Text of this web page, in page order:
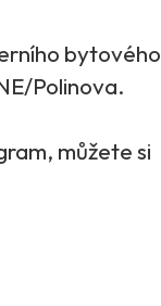
bytového
Polinova.
můžete si